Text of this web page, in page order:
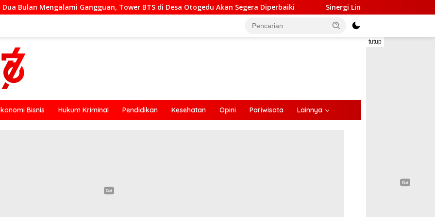
Tower BTS di Desa Otogedu Akan Segera Diperbaiki Sinergi Lintas Sektor, Satlantas Polres Ende Gandeng
tutup
Bisnis Hukum Kriminal Pendidikan Kesehatan Opini Pariwisata Lainnya